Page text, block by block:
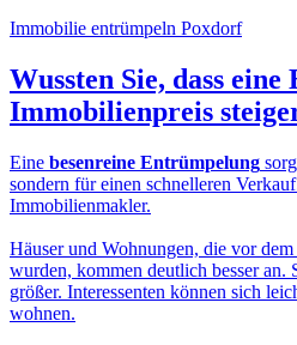
Immobilie entrümpeln Poxdorf
Wussten Sie, dass eine
Immobilienpreis
Eine besenreine Entrümpelung
sondern für einen schnelleren
Immobilienmakler.
Häuser und Wohnungen, die vor
wurden, kommen deutlich besser
größer. Interessenten können sich
wohnen.